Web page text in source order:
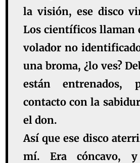
la visión, ese disco
Los científicos llaman
volador no
una broma, ¿lo ves?
están entrenados,
contacto con la
el don.
Así que ese disco
mí. Era cóncavo,